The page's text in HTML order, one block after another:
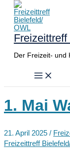
Zum
Inhalt
springen
Der Freizeit- und
1. Mai
21. April 2025 /
Freizeittreff